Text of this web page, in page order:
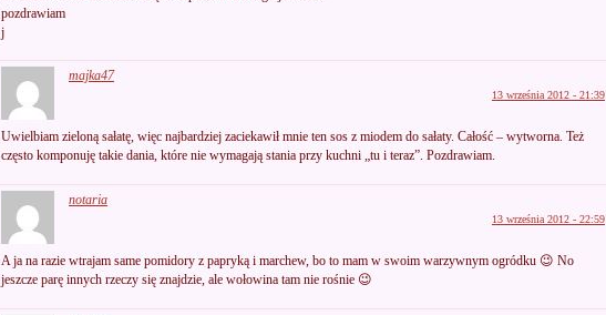
pozdrawiam
j
majka47
13 września 2012 - 21:39
Uwielbiam zieloną sałatę, więc najbardziej zaciekawił mnie ten sos z miodem do sałaty. Całość – wytworna. Też
często komponuję takie dania, które nie wymagają stania przy kuchni „tu i teraz”. Pozdrawiam.
notaria
13 września 2012 - 22:59
A ja na razie wtrajam same pomidory z papryką i marchew, bo to mam w swoim warzywnym ogródku 😉 No
jeszcze parę innych rzeczy się znajdzie, ale wołowina tam nie rośnie 😉